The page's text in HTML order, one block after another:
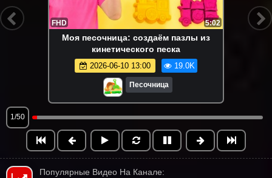
FHD 5:02
Моя песочница: создаём пазлы из
кинетического песка
2026-06-10 13:00 19.0K
Песочница
1/50
Популярные Видео На Канале: